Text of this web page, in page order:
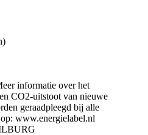
informatie over het
CO2-uitstoot van nieuwe
geraadpleegd bij alle
www.energielabel.nl